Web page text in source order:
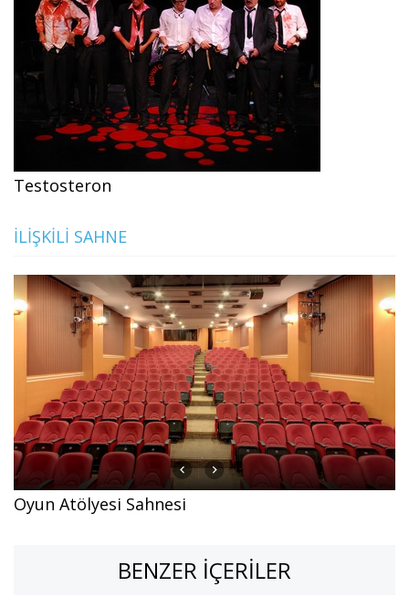
Testosteron
İLIŞKILI SAHNE
Oyun Atölyesi Sahnesi
BENZER İÇERILER